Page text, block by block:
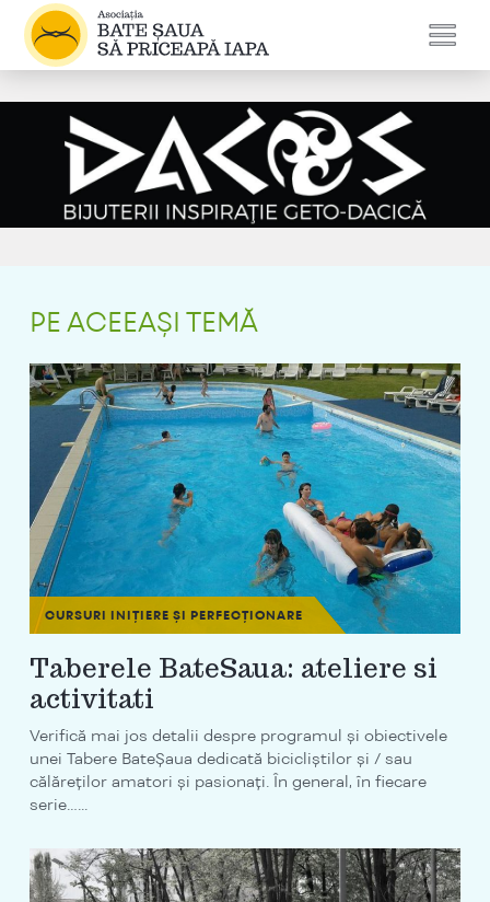
PE ACEEAȘI TEMĂ
CURSURI INIȚIERE ȘI PERFECȚIONARE
Taberele BateSaua: ateliere si
activitati
Verifică mai jos detalii despre programul și obiectivele
unei Tabere BateȘaua dedicată bicicliștilor și / sau
călăreților amatori și pasionați. În general, în fiecare
serie…...